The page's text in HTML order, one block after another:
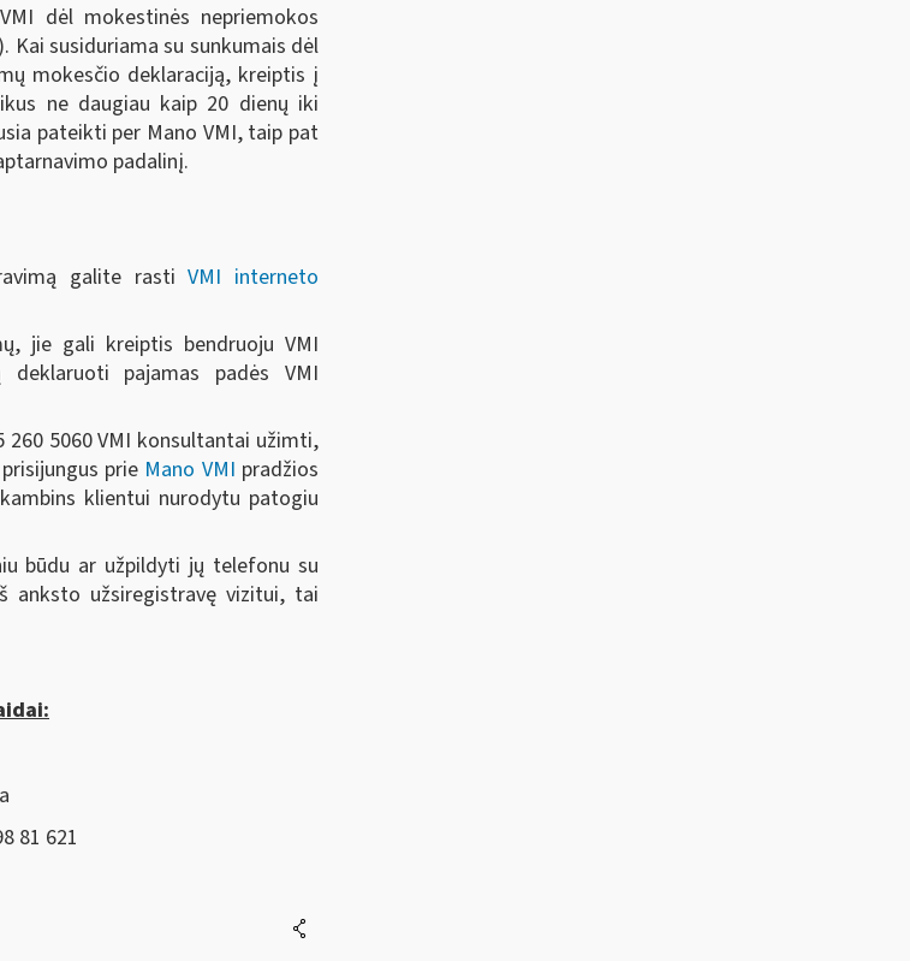
dėl mokestinės nepriemokos
susiduriama su sunkumais dėl
mokesčio deklaraciją, kreiptis į
ne daugiau kaip 20 dienų iki
pateikti per Mano VMI, taip pat
padalinį.
galite rastiVMI interneto
jie gali kreiptis bendruoju VMI
pajamas padės VMI
5060 VMI konsultantai užimti,
prie Mano VMI pradžios
klientui nurodytu patogiu
būdu ar užpildyti jų telefonu su
užsiregistravę vizitui, tai
81 621